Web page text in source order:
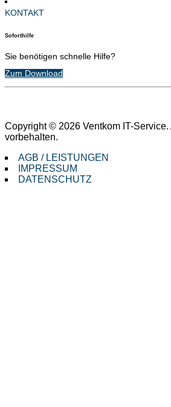
KONTAKT
Soforthilfe
Sie benötigen schnelle Hilfe?
Zum Download
Copyright © 2026 Ventkom IT-
vorbehalten.
AGB / LEISTUNGEN
IMPRESSUM
DATENSCHUTZ